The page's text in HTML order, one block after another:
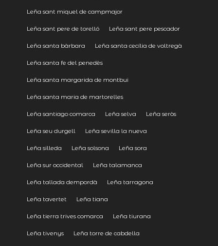
Leña sant miquel de campmajor
Leña sant pere de torelló Leña sant pere pescador
Leña santa bàrbara Leña santa cecília de voltregà
Leña santa fe del penedès
Leña santa margarida de montbui
Leña santa maria de martorelles
Leña santiago comarca Leña selva Leña seròs
Leña seu durgell Leña sevilla la nueva
Leña silleda Leña solsona Leña sora
Leña sur occidental Leña talamanca
Leña tallada dempordà Leña tarragona
Leña tavertet Leña tiana
Leña tierra trives comarca Leña tiurana
Leña tivenys Leña torre de cabdella